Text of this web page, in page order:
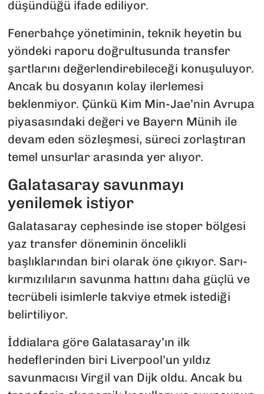
düşündüğü ifade ediliyor.
Fenerbahçe yönetiminin, teknik heyetin bu
yöndeki raporu doğrultusunda transfer
şartlarını değerlendirebileceği konuşuluyor.
Ancak bu dosyanın kolay ilerlemesi
beklenmiyor. Çünkü Kim Min-Jae’nin Avrupa
piyasasındaki değeri ve Bayern Münih ile
devam eden sözleşmesi, süreci zorlaştıran
temel unsurlar arasında yer alıyor.
Galatasaray savunmayı
yenilemek istiyor
Galatasaray cephesinde ise stoper bölgesi
yaz transfer döneminin öncelikli
başlıklarından biri olarak öne çıkıyor. Sarı-
kırmızılıların savunma hattını daha güçlü ve
tecrübeli isimlerle takviye etmek istediği
belirtiliyor.
İddialara göre Galatasaray’ın ilk
hedeflerinden biri Liverpool’un yıldız
savunmacısı Virgil van Dijk oldu. Ancak bu